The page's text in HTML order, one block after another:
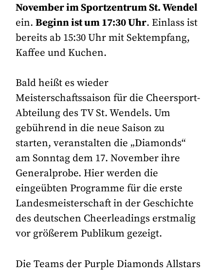
November im Sportzentrum St. Wendel
ein.Beginn ist um 17:30 Uhr. Einlass ist
bereits ab 15:30 Uhr mit Sektempfang,
Kaffee und Kuchen.
Bald heißt es wieder
Meisterschaftssaison für die Cheersport-
Abteilung des TV St. Wendels. Um
gebührend in die neue Saison zu
starten, veranstalten die „Diamonds“
am Sonntag dem 17. November ihre
Generalprobe. Hier werden die
eingeübten Programme für die erste
Landesmeisterschaft in der Geschichte
des deutschen Cheerleadings erstmalig
vor größerem Publikum gezeigt.
Die Teams der Purple Diamonds Allstars